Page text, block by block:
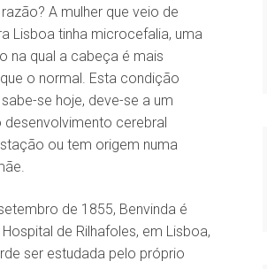
razão? A mulher que veio de
Lisboa tinha microcefalia, uma
na qual a cabeça é mais
o normal. Esta condição
se hoje, deve-se a um
desenvolvimento cerebral
ou tem origem numa
de 1855, Benvinda é
de Rilhafoles, em Lisboa,
ser estudada pelo próprio